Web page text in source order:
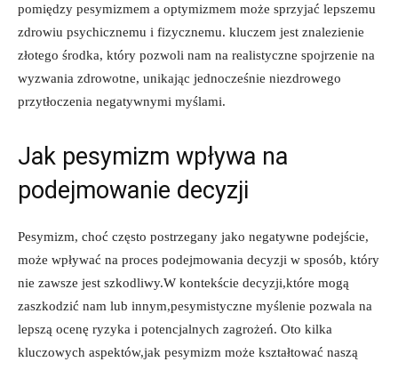
pomiędzy pesymizmem a optymizmem może sprzyjać lepszemu
zdrowiu psychicznemu i fizycznemu. kluczem jest znalezienie
złotego środka, który pozwoli nam na realistyczne spojrzenie na
wyzwania zdrowotne, unikając jednocześnie niezdrowego
przytłoczenia negatywnymi myślami.
Jak pesymizm wpływa na
podejmowanie decyzji
Pesymizm, choć często postrzegany jako negatywne podejście,
może wpływać na proces podejmowania decyzji w sposób, który
nie zawsze jest szkodliwy.W kontekście decyzji,które mogą
zaszkodzić nam lub innym,pesymistyczne myślenie pozwala na
lepszą ocenę ryzyka i potencjalnych zagrożeń. Oto kilka
kluczowych aspektów,jak pesymizm może kształtować naszą